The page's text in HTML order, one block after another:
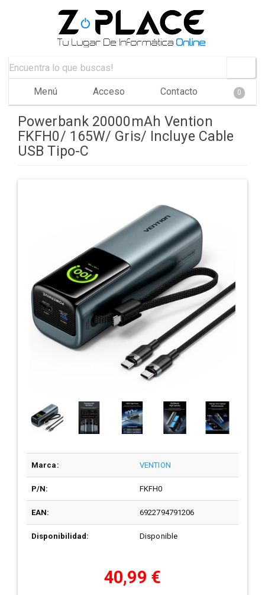
Menú Acceso Contacto 0
Powerbank 20000mAh Vention
FKFH0/ 165W/ Gris/ Incluye Cable
USB Tipo-C
Marca: VENTION
P/N: FKFH0
EAN: 6922794791206
Disponibilidad: Disponible
40,99 €